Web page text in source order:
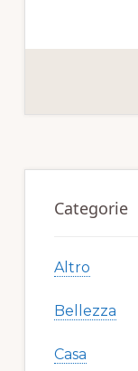
c
o
Primary
Sidebar
Categorie
Altro
Bellezza
Casa